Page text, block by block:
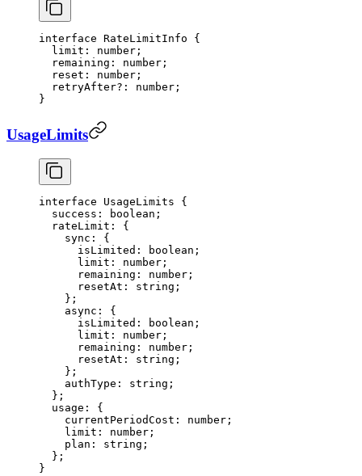
interface RateLimitInfo {
  limit
: number ;
  remaining
: number ;
  reset
: number ;
  retryAfter
?: number ;
}
UsageLimits
interface UsageLimits {
  success
: boolean ;
  rateLimit
:
{
    sync
:
{
      isLimited
: boolean ;
      limit
: number ;
      remaining
: number ;
      resetAt
: string ;
    };
    async
:
{
      isLimited
: boolean ;
      limit
: number ;
      remaining
: number ;
      resetAt
: string ;
    };
    authType
: string ;
  };
  usage
:
{
    currentPeriodCost
: number ;
    limit
: number ;
    plan
: string ;
  };
}